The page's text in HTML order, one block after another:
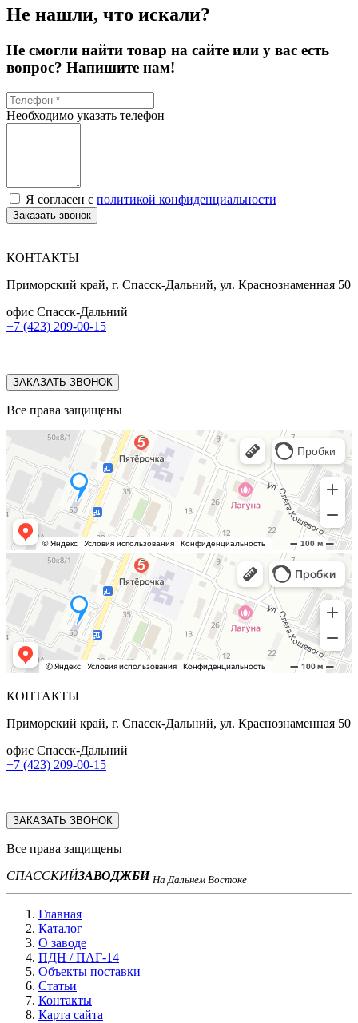
Не нашли, что искали?
Не смогли найти товар на сайте или у вас есть
вопрос? Напишите нам!
Необходимо указать телефон
Я согласен с политикой конфиденциальности
Заказать звонок
КОНТАКТЫ
Приморский край, г. Спасск-Дальний, ул. Краснознаменная 50
офис Спасск-Дальний
+7 (423) 209-00-15
ЗАКАЗАТЬ ЗВОНОК
Все права защищены
КОНТАКТЫ
Приморский край, г. Спасск-Дальний, ул. Краснознаменная 50
офис Спасск-Дальний
+7 (423) 209-00-15
ЗАКАЗАТЬ ЗВОНОК
Все права защищены
СПАССКИЙЗАВОДЖБИ На Дальнем Востоке
Главная
Каталог
О заводе
ПДН / ПАГ-14
Объекты поставки
Статьи
Контакты
Карта сайта